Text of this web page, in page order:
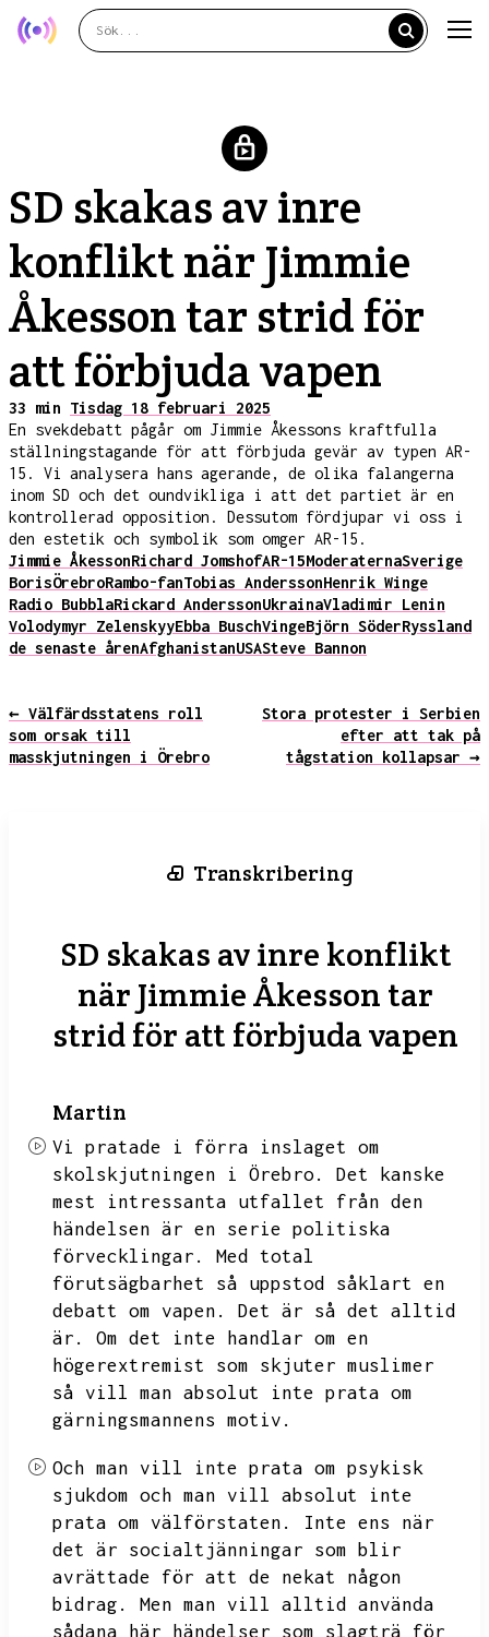
SD skakas av inre
konflikt när Jimmie
Åkesson tar strid för
att förbjuda vapen
33 min Tisdag 18 februari 2025
En svekdebatt pågår om Jimmie Åkessons kraftfulla
ställningstagande för att förbjuda gevär av typen AR-
15. Vi analysera hans agerande, de olika falangerna
inom SD och det oundvikliga i att det partiet är en
kontrollerad opposition. Dessutom fördjupar vi oss i
den estetik och symbolik som omger AR-15.
Jimmie ÅkessonRichard JomshofAR-15ModeraternaSverige
BorisÖrebroRambo-fanTobias AnderssonHenrik Winge
Radio BubblaRickard AnderssonUkrainaVladimir Lenin
Volodymyr ZelenskyyEbba BuschVingeBjörn SöderRyssland
de senaste årenAfghanistanUSASteve Bannon
← Välfärdsstatens roll
som orsak till
masskjutningen i Örebro
Stora protester i Serbien
efter att tak på
tågstation kollapsar →
Transkribering
SD skakas av inre konflikt
när Jimmie Åkesson tar
strid för att förbjuda vapen
Martin
Vi pratade i förra inslaget om
skolskjutningen i Örebro.
Det kanske
mest intressanta utfallet från den
händelsen är en serie politiska
förvecklingar.
Med total
förutsägbarhet så uppstod såklart en
debatt om vapen.
Det är så det alltid
är.
Om det inte handlar om en
högerextremist som skjuter muslimer
så vill man absolut inte prata om
gärningsmannens motiv.
Och man vill inte prata om psykisk
sjukdom och man vill absolut inte
prata om välförstaten.
Inte ens när
det är socialtjänningar som blir
avrättade för att de nekat någon
bidrag.
Men man vill alltid använda
sådana här händelser som slagträ för